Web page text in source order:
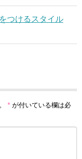
つけるスタイル
* が付いている欄は必